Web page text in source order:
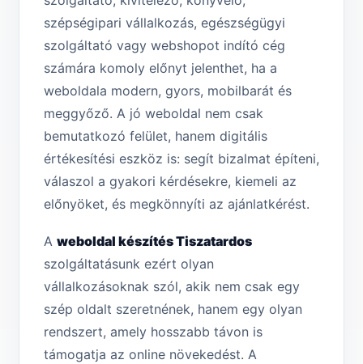
szépségipari vállalkozás, egészségügyi
szolgáltató vagy webshopot indító cég
számára komoly előnyt jelenthet, ha a
weboldala modern, gyors, mobilbarát és
meggyőző. A jó weboldal nem csak
bemutatkozó felület, hanem digitális
értékesítési eszköz is: segít bizalmat építeni,
válaszol a gyakori kérdésekre, kiemeli az
előnyöket, és megkönnyíti az ajánlatkérést.
A weboldal készítés Tiszatar­dos
szolgáltatásunk ezért olyan
vállalkozásoknak szól, akik nem csak egy
szép oldalt szeretnének, hanem egy olyan
rendszert, amely hosszabb távon is
támogatja az online növekedést. A